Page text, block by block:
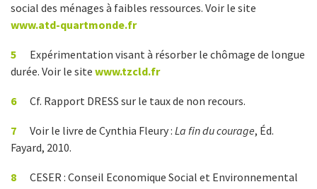
social des ménages à faibles ressources. Voir le site
www.atd-quartmonde.fr
5
Expérimentation visant à résorber le chômage de longue
durée. Voir le site www.tzcld.fr
6 Cf. Rapport DRESS sur le taux de non recours.
7 Voir le livre de Cynthia Fleury : La fin du courage, Éd.
Fayard, 2010.
8
CESER : Conseil Economique Social et Environnemental